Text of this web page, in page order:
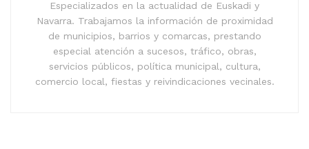
Especializados en la actualidad de Euskadi y
Navarra. Trabajamos la información de proximidad
de municipios, barrios y comarcas, prestando
especial atención a sucesos, tráfico, obras,
servicios públicos, política municipal, cultura,
comercio local, fiestas y reivindicaciones vecinales.